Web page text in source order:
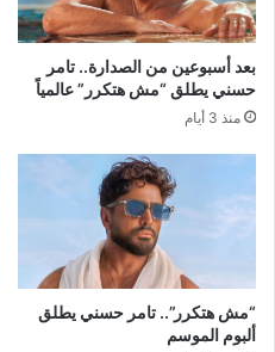
بعد أسبوعين من الصدارة.. تامر
حسني يطلق “مش هتكرر” عالمياً
منذ 3 أيام
“مش هتكرر”.. تامر حسني يطلق
ألبوم الموسم